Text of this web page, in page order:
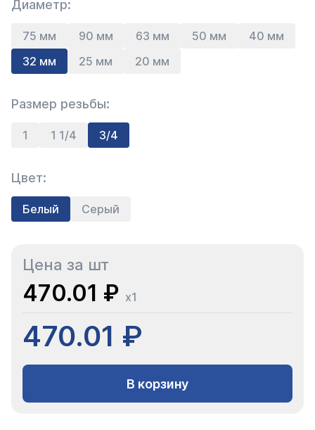
Диаметр:
75 мм 90 мм 63 мм 50 мм
40 мм
32 мм
25 мм 20 мм
Размер резьбы:
1 1 1/4 3/4
Цвет:
Белый Серый
Цена за шт
470.01 ₽ x1
470.01 ₽
В корзину